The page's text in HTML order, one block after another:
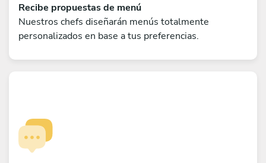
Recibe propuestas de menú
Nuestros chefs diseñarán menús totalmente
personalizados en base a tus preferencias.